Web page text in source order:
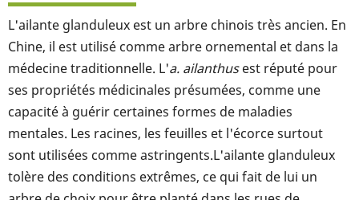
L'ailante glanduleux est un arbre chinois très ancien. En
Chine, il est utilisé comme arbre ornemental et dans la
médecine traditionnelle. L'a. ailanthusest réputé pour
ses propriétés médicinales présumées, comme une
capacité à guérir certaines formes de maladies
mentales. Les racines, les feuilles et l'écorce surtout
sont utilisées comme astringents.L'ailante glanduleux
tolère des conditions extrêmes, ce qui fait de lui un